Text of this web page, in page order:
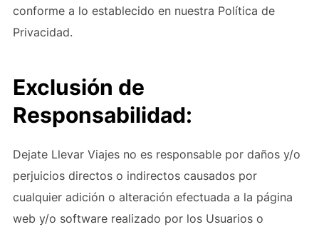
conforme a lo establecido en nuestra Política de
Privacidad.
Exclusión de
Responsabilidad:
Dejate Llevar Viajes no es responsable por daños y/o
perjuicios directos o indirectos causados por
cualquier adición o alteración efectuada a la página
web y/o software realizado por los Usuarios o